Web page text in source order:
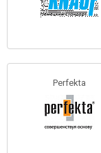
Perfekta